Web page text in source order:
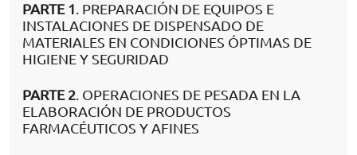
PARTE 1. PREPARACIÓN DE EQUIPOS E
INSTALACIONES DE DISPENSADO DE
MATERIALES EN CONDICIONES ÓPTIMAS DE
HIGIENE Y SEGURIDAD
PARTE 2. OPERACIONES DE PESADA EN LA
ELABORACIÓN DE PRODUCTOS
FARMACÉUTICOS Y AFINES